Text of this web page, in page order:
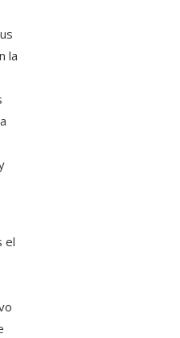
la
el